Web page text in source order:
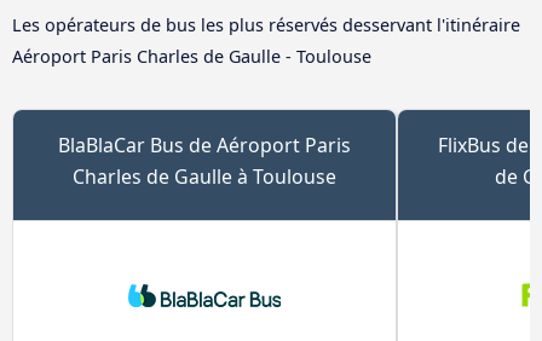
Les opérateurs de bus les plus réservés desservant l'itinéraire
Aéroport Paris Charles de Gaulle - Toulouse
BlaBlaCar Bus de Aéroport Paris
Charles de Gaulle à Toulouse
FlixBus de
de